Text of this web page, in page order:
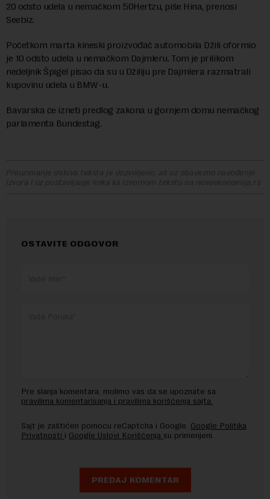
20 odsto udela u nemačkom 50Hertzu, piše Hina, prenosi
Seebiz.
Početkom marta kineski proizvođač automobila Džili oformio
je 10 odsto udela u nemačkom Dajmleru. Tom je prilikom
nedeljnik Špigel pisao da su u Džiliju pre Dajmlera razmatrali
kupovinu udela u BMW-u.
Bavarska će izneti predlog zakona u gornjem domu nemačkog
parlamenta Bundestag.
Preuzimanje delova teksta je dozvoljeno, ali uz obavezno navođenje
izvora i uz postavljanje linka ka izvornom tekstu na novaekonomija.rs
OSTAVITE ODGOVOR
Pre slanja komentara, molimo vas da se upoznate sa
pravilima komentarisanja i pravilima korišćenja sajta.
Sajt je zaštićen pomocu reCaptcha i Google. Google Politika
Privatnosti i Google Uslovi Korišćenja su primenjeni.